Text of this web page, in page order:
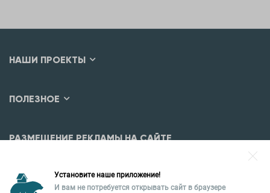
НАШИ ПРОЕКТЫ
ПОЛЕЗНОЕ
РАЗМЕЩЕНИЕ РЕКЛАМЫ НА САЙТЕ
Уральская палата недвижимости
Установите наше приложение!
И вам не потребуется открывать сайт в браузере